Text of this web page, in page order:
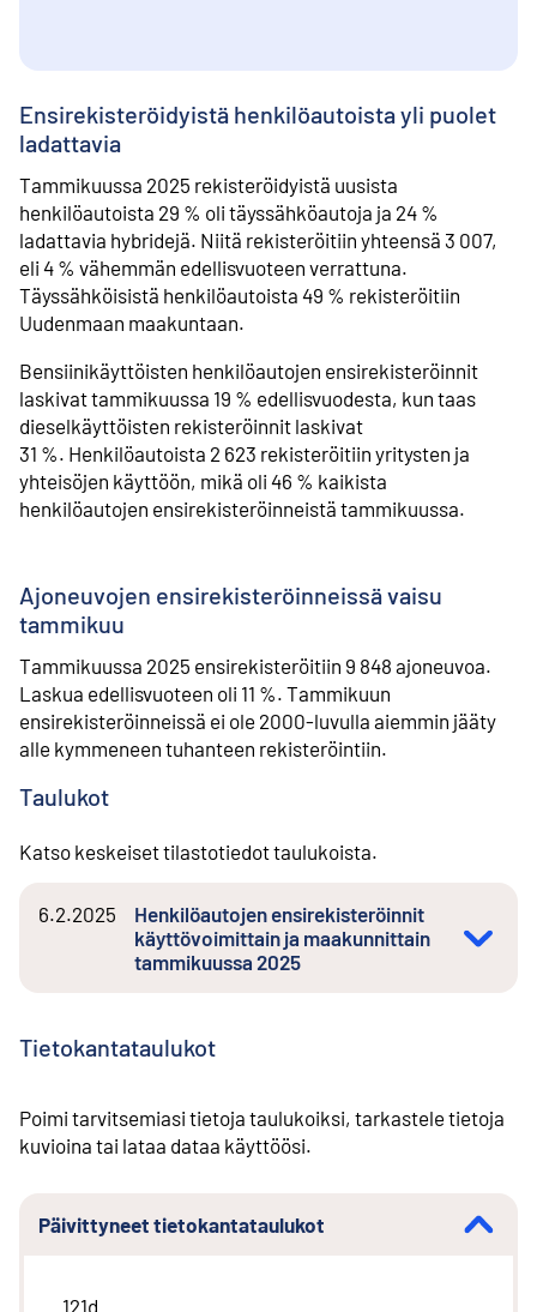
Ensirekisteröidyistä henkilöautoista yli puolet
ladattavia
Tammikuussa 2025 rekisteröidyistä uusista
henkilöautoista 29 % oli täyssähköautoja ja 24 %
ladattavia hybridejä. Niitä rekisteröitiin yhteensä 3 007,
eli 4 % vähemmän edellisvuoteen verrattuna.
Täyssähköisistä henkilöautoista 49 % rekisteröitiin
Uudenmaan maakuntaan.
Bensiinikäyttöisten henkilöautojen ensirekisteröinnit
laskivat tammikuussa 19 % edellisvuodesta, kun taas
dieselkäyttöisten rekisteröinnit laskivat
31 %. Henkilöautoista 2 623 rekisteröitiin yritysten ja
yhteisöjen käyttöön, mikä oli 46 % kaikista
henkilöautojen ensirekisteröinneistä tammikuussa.
Ajoneuvojen ensirekisteröinneissä vaisu
tammikuu
Tammikuussa 2025 ensirekisteröitiin 9 848 ajoneuvoa.
Laskua edellisvuoteen oli 11 %. Tammikuun
ensirekisteröinneissä ei ole 2000-luvulla aiemmin jääty
alle kymmeneen tuhanteen rekisteröintiin.
Taulukot
Katso keskeiset tilastotiedot taulukoista.
6.2.2025
Henkilöautojen ensirekisteröinnit
käyttövoimittain ja maakunnittain
tammikuussa 2025
Tietokantataulukot
Poimi tarvitsemiasi tietoja taulukoiksi, tarkastele tietoja
kuvioina tai lataa dataa käyttöösi.
Päivittyneet tietokantataulukot
121d